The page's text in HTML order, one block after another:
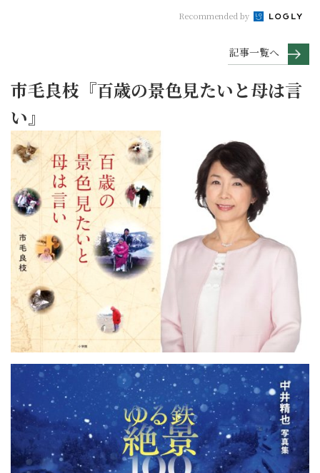
Recommended by
記事一覧へ
市毛良枝『百歳の景色見たいと母は言
い』